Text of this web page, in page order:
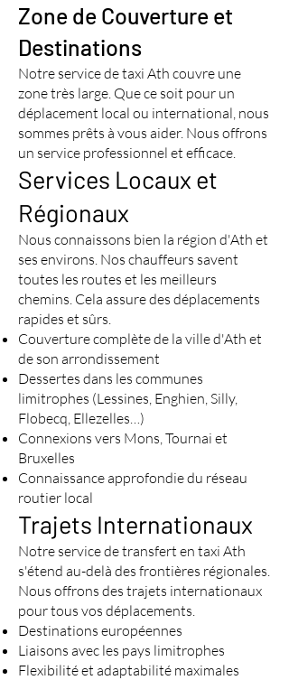
Zone de Couverture et
Destinations
Notre service de taxi Ath couvre une
zone très large. Que ce soit pour un
déplacement local ou international, nous
sommes prêts à vous aider. Nous offrons
un service professionnel et efficace.
Services Locaux et
Régionaux
Nous connaissons bien la région d'Ath et
ses environs. Nos chauffeurs savent
toutes les routes et les meilleurs
chemins. Cela assure des déplacements
rapides et sûrs.
Couverture complète de la ville d'Ath et
de son arrondissement
Dessertes dans les communes
limitrophes (Lessines, Enghien, Silly,
Flobecq, Ellezelles…)
Connexions vers Mons, Tournai et
Bruxelles
Connaissance approfondie du réseau
routier local
Trajets Internationaux
Notre service de transfert en taxi Ath
s'étend au-delà des frontières régionales.
Nous offrons des trajets internationaux
pour tous vos déplacements.
Destinations européennes
Liaisons avec les pays limitrophes
Flexibilité et adaptabilité maximales